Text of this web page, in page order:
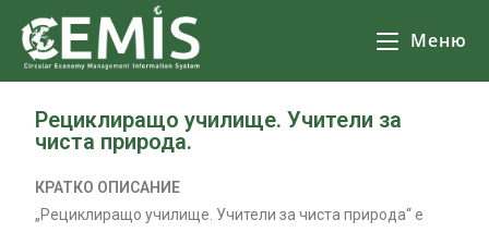
Меню
Рециклиращо училище. Учители за
чиста природа.
КРАТКО ОПИСАНИЕ
„Рециклиращо училище. Учители за чиста природа“ е